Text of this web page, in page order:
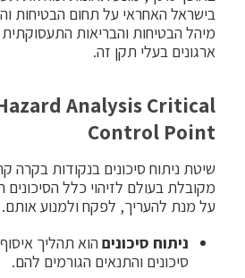
בישראל האחראי על תחום הבטיחות
מיהל הבטיחות והבריאות התעסוקתית
ארגונים בעלי תקן זה.
Analysis Critical
Control Point
שיטת ניתוח סיכונים בנקודות בקרה
מקובלת בעולם לזיהוי כלל הסיכונים
על מנת להעריך, לפקח ולמנוע אותם.
ניתוח סיכונים הוא תהליך
סיכונים והתנאים הגורמים להם.